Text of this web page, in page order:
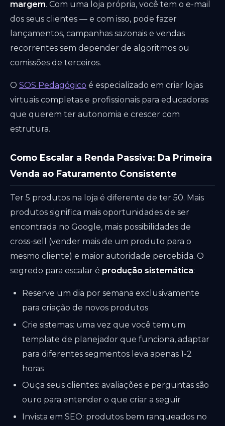
margem. Com uma loja própria, você tem o e-mail
dos seus clientes — e com isso, pode fazer
lançamentos, campanhas sazonais e vendas
recorrentes sem depender de algoritmos ou
comissões de terceiros.
O SOS Pedagógico é especializado em criar lojas
virtuais completas e profissionais para educadoras
que querem ter autonomia e crescer com
estrutura.
Como Escalar a Renda Passiva: Da Primeira
Venda ao Faturamento Consistente
Ter 5 produtos na loja é diferente de ter 50. Mais
produtos significa mais oportunidades de ser
encontrada no Google, mais possibilidades de
cross-sell (vender mais de um produto para o
mesmo cliente) e maior autoridade percebida. O
segredo para escalar é produção sistemática:
Reserve um dia por semana exclusivamente
para criação de novos produtos
Crie sistemas: uma vez que você tem um
template de planejador que funciona, adaptar
para diferentes segmentos leva apenas 1-2
horas
Ouça seus clientes: avaliações e perguntas são
ouro para entender o que criar a seguir
Invista em SEO: produtos bem ranqueados no